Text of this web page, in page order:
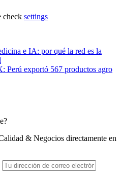
check settings
e IA: por qué la red es la
Perú exportó 567 productos agro
& Negocios directamente en